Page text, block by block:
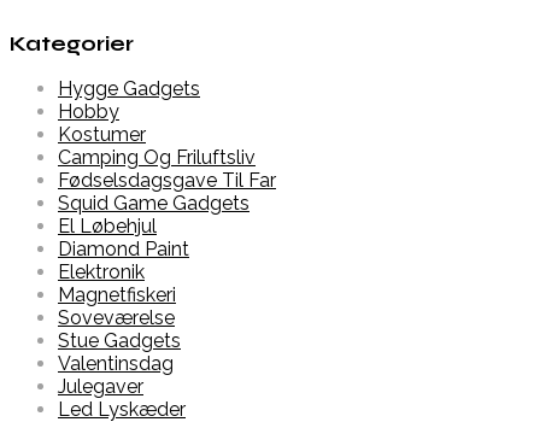
Kategorier
Hygge Gadgets
Hobby
Kostumer
Camping Og Friluftsliv
Fødselsdagsgave Til Far
Squid Game Gadgets
El Løbehjul
Diamond Paint
Elektronik
Magnetfiskeri
Soveværelse
Stue Gadgets
Valentinsdag
Julegaver
Led Lyskæder